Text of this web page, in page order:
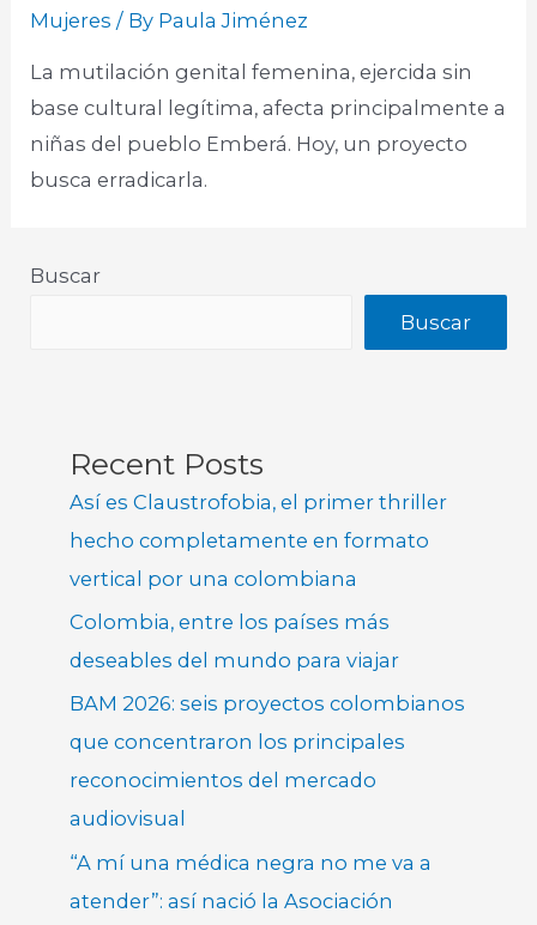
Mujeres / By Paula Jiménez
La mutilación genital femenina, ejercida sin
base cultural legítima, afecta principalmente a
niñas del pueblo Emberá. Hoy, un proyecto
busca erradicarla.
Buscar
Buscar
Recent Posts
Así es Claustrofobia, el primer thriller
hecho completamente en formato
vertical por una colombiana
Colombia, entre los países más
deseables del mundo para viajar
BAM 2026: seis proyectos colombianos
que concentraron los principales
reconocimientos del mercado
audiovisual
“A mí una médica negra no me va a
atender”: así nació la Asociación